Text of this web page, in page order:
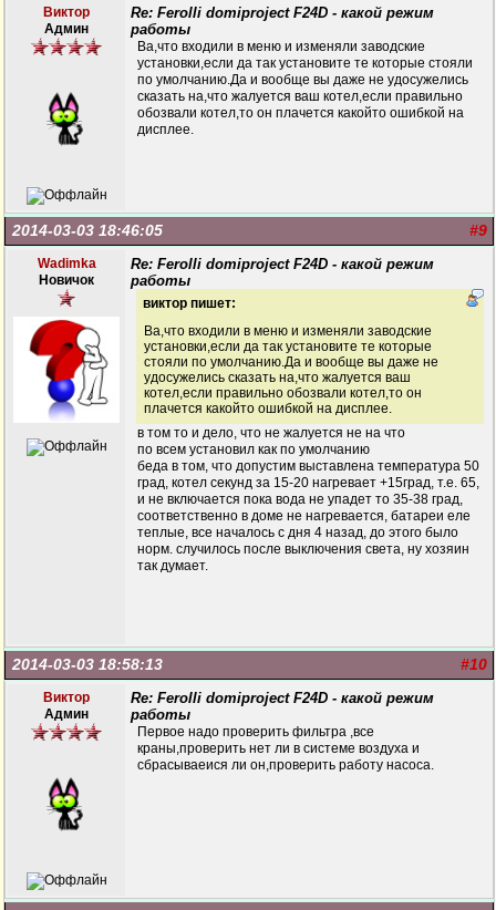
Виктор
Админ
Re: Ferolli domiproject F24D - какой режим
работы
Ва,что входили в меню и изменяли заводские
установки,если да так установите те которые стояли
по умолчанию.Да и вообще вы даже не удосужелись
сказать на,что жалуется ваш котел,если правильно
обозвали котел,то он плачется какойто ошибкой на
дисплее.
#9
2014-03-03 18:46:05
Wadimka
Новичок
Re: Ferolli domiproject F24D - какой режим
работы
виктор пишет:
Ва,что входили в меню и изменяли заводские
установки,если да так установите те которые
стояли по умолчанию.Да и вообще вы даже не
удосужелись сказать на,что жалуется ваш
котел,если правильно обозвали котел,то он
плачется какойто ошибкой на дисплее.
в том то и дело, что не жалуется не на что
по всем установил как по умолчанию
беда в том, что допустим выставлена температура 50
град, котел секунд за 15-20 нагревает +15град, т.е. 65,
и не включается пока вода не упадет то 35-38 град,
соответственно в доме не нагревается, батареи еле
теплые, все началось с дня 4 назад, до этого было
норм. случилось после выключения света, ну хозяин
так думает.
#10
2014-03-03 18:58:13
Виктор
Админ
Re: Ferolli domiproject F24D - какой режим
работы
Первое надо проверить фильтра ,все
краны,проверить нет ли в системе воздуха и
сбрасываеися ли он,проверить работу насоса.